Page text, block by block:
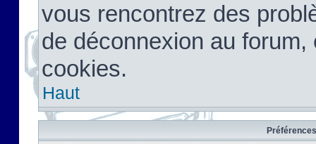
vous rencontrez des
de déconnexion au
cookies.
Haut